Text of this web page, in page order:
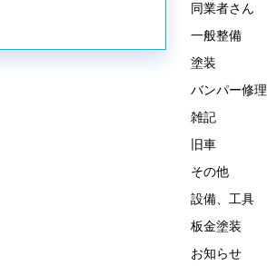
同業者さん
一般整備
塗装
バンパー修理
雑記
旧車
その他
設備、工具
板金塗装
お知らせ